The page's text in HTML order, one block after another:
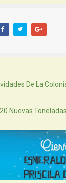
De La
Nuevas